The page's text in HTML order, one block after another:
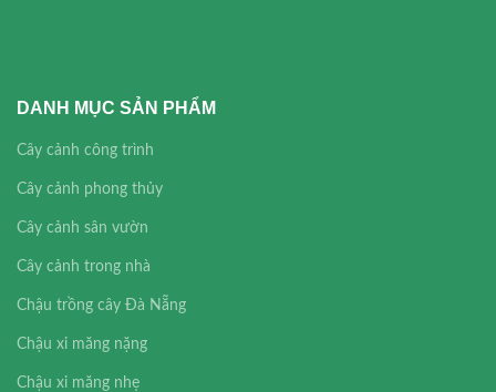
DANH MỤC SẢN PHẨM
Cây cảnh công trình
Cây cảnh phong thủy
Cây cảnh sân vườn
Cây cảnh trong nhà
Chậu trồng cây Đà Nẵng
Chậu xi măng nặng
Chậu xi măng nhẹ